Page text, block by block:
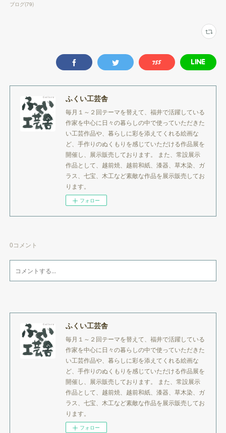
ブログ(79)
ふくい工芸舎
毎月１～２回テーマを替えて、福井で活躍している
作家を中心に日々の暮らしの中で使っていただきた
い工芸作品や、暮らしに彩を添えてくれる絵画な
ど、手作りのぬくもりを感じていただける作品展を
開催し、展示販売しております。 また、常設展示
作品として、越前焼、越前和紙、漆器、草木染、ガ
ラス、七宝、木工など素敵な作品を展示販売してお
ります。
フォロー
0コメント
ふくい工芸舎
毎月１～２回テーマを替えて、福井で活躍している
作家を中心に日々の暮らしの中で使っていただきた
い工芸作品や、暮らしに彩を添えてくれる絵画な
ど、手作りのぬくもりを感じていただける作品展を
開催し、展示販売しております。 また、常設展示
作品として、越前焼、越前和紙、漆器、草木染、ガ
ラス、七宝、木工など素敵な作品を展示販売してお
ります。
フォロー